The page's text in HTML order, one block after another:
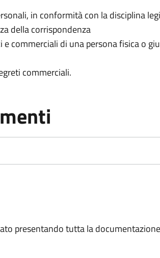
in conformità con la disciplina
della corrispondenza
commerciali di una persona fisica o
commerciali.
presentando tutta la